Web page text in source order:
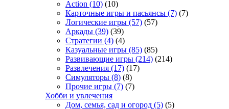
Action (10) (10)
Карточные игры и пасьянсы (7) (7)
Логические игры (57) (57)
Аркады (39) (39)
Стратегии (4) (4)
Казуальные игры (85) (85)
Развивающие игры (214) (214)
Развлечения (17) (17)
Симуляторы (8) (8)
Прочие игры (7) (7)
Хобби и увлечения
Дом, семья, сад и огород (5) (5)